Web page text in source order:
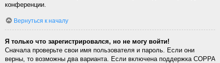
конференции.
Вернуться к началу
Я только что зарегистрировался, но не могу войти!
Сначала проверьте свои имя пользователя и пароль. Если они
верны, то возможны два варианта. Если включена поддержка COPPA